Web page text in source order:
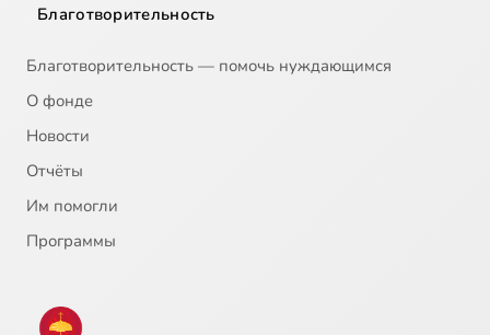
Благотворительность
Благотворительность — помочь нуждающимся
О фонде
Новости
Отчёты
Им помогли
Программы